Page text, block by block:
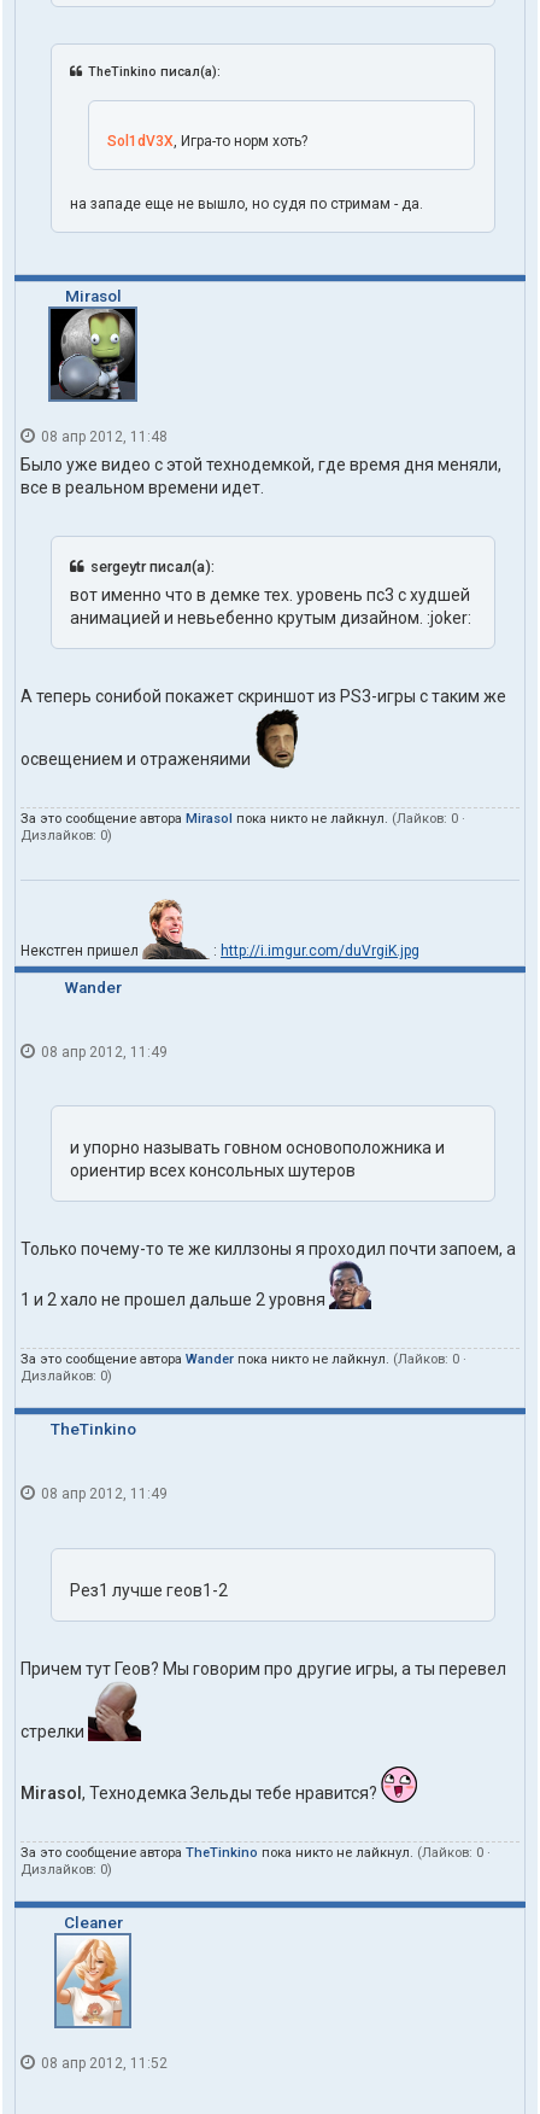
TheTinkino писал(а):
Sol1dV3X , Игра-то норм хоть?
на западе еще не вышло, но судя по стримам - да.
Mirasol
08 апр 2012, 11:48
Было уже видео с этой технодемкой, где время дня меняли,
все в реальном времени идет.
sergeytr писал(а):
вот именно что в демке тех. уровень пс3 с худшей
анимацией и невьебенно крутым дизайном. :joker:
А теперь сонибой покажет скриншот из PS3-игры с таким же
освещением и отраженяими
За это сообщение автора Mirasol пока никто не лайкнул. (Лайков: 0 ·
Дизлайков: 0)
Некстген пришел : http://i.imgur.com/duVrgiK.jpg
Wander
08 апр 2012, 11:49
и упорно называть говном основоположника и
ориентир всех консольных шутеров
Только почему-то те же киллзоны я проходил почти запоем, а
1 и 2 хало не прошел дальше 2 уровня
За это сообщение автора Wander пока никто не лайкнул. (Лайков: 0 ·
Дизлайков: 0)
TheTinkino
08 апр 2012, 11:49
Рез1 лучше геов1-2
Причем тут Геов? Мы говорим про другие игры, а ты перевел
стрелки
Mirasol , Технодемка Зельды тебе нравится?
За это сообщение автора TheTinkino пока никто не лайкнул. (Лайков: 0 ·
Дизлайков: 0)
Cleaner
08 апр 2012, 11:52